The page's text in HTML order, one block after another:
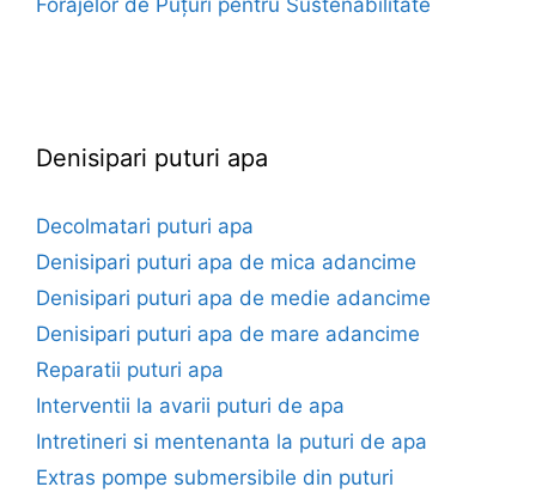
Denisipari puturi apa
Decolmatari puturi apa
Denisipari puturi apa de mica adancime
Denisipari puturi apa de medie adancime
Denisipari puturi apa de mare adancime
Reparatii puturi apa
Interventii la avarii puturi de apa
Intretineri si mentenanta la puturi de apa
Extras pompe submersibile din puturi